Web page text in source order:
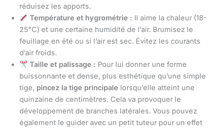
réduisez les apports.
Température et hygrométrie : Il aime la chaleur (18-
25°C) et une certaine humidité de l’air. Brumisez le
feuillage en été ou si l’air est sec. Évitez les courants
d’air froids.
Taille et palissage : Pour lui donner une forme
buissonnante et dense, plus esthétique qu’une simple
tige, pincez la tige principale lorsqu’elle atteint une
quinzaine de centimètres. Cela va provoquer le
développement de branches latérales. Vous pouvez
également le guider avec un petit tuteur pour un effet